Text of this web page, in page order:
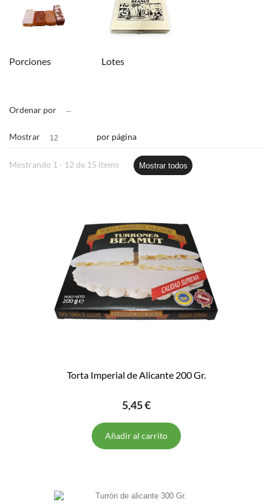
Porciones Lotes
Ordenar por --
Mostrar 12 por página
Mostrando 1 - 12 de 15 items Mostrar todos
Torta Imperial de Alicante 200 Gr.
5,45 €
Añadir al carrito